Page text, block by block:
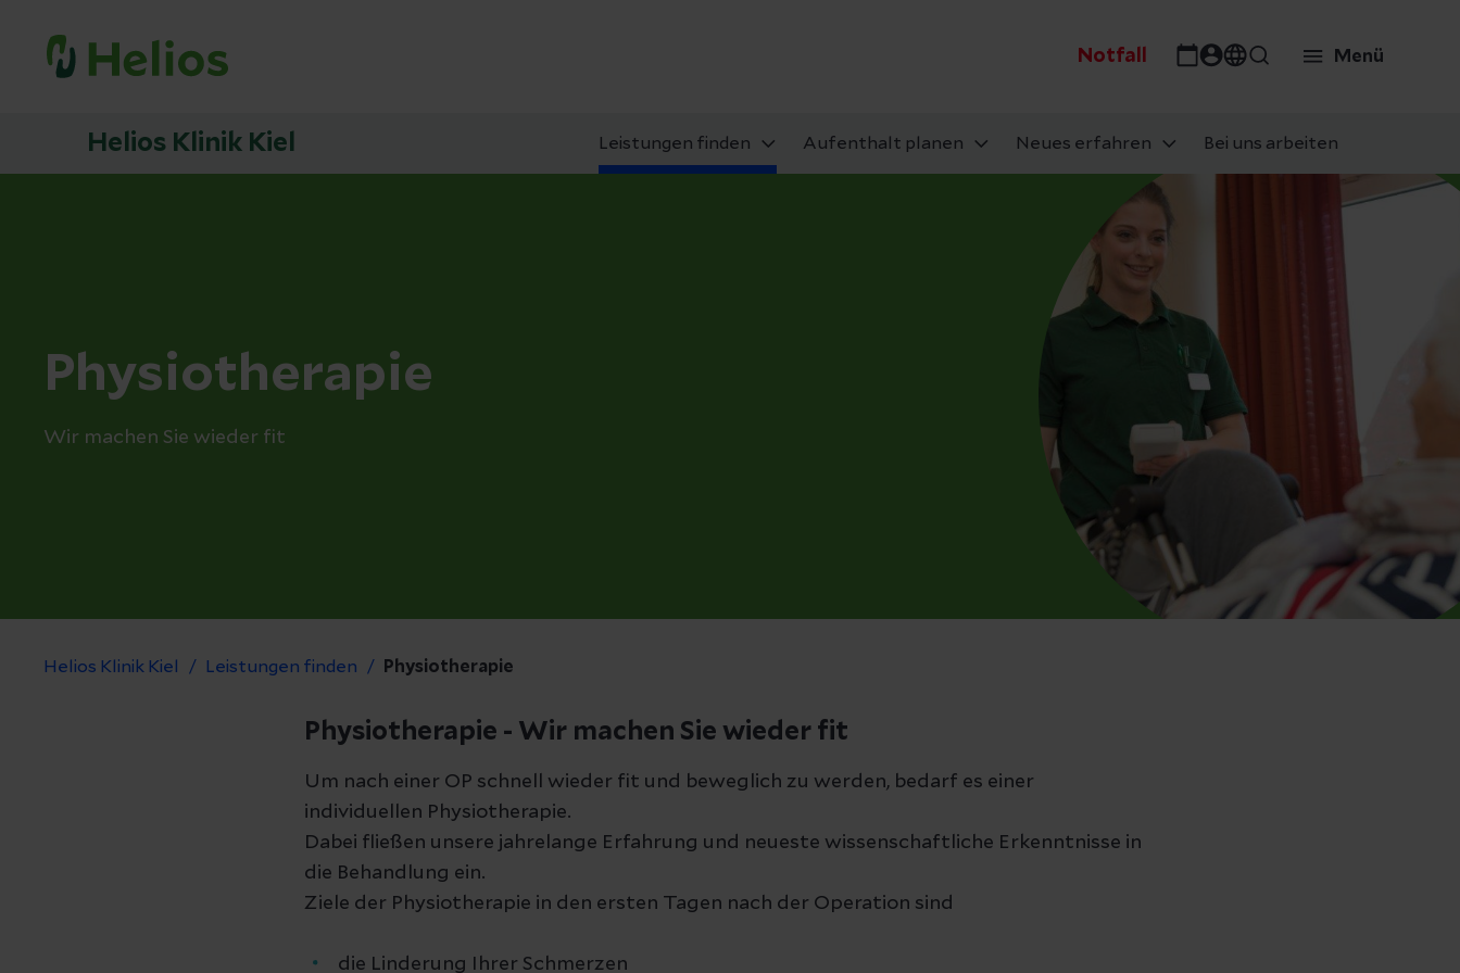
Notfall Menü
Helios Klinik Kiel Leistungen finden Aufenthalt planen Neues erfahren Bei uns arbeiten
Physiotherapie
Wir machen Sie wieder fit
Helios Klinik Kiel Leistungen finden Physiotherapie
Physiotherapie - Wir machen Sie wieder fit
Um nach einer OP schnell wieder fit und beweglich zu werden, bedarf es einer
individuellen Physiotherapie.
Dabei fließen unsere jahrelange Erfahrung und neueste wissenschaftliche Erkenntnisse in
die Behandlung ein.
Ziele der Physiotherapie in den ersten Tagen nach der Operation sind
die Linderung Ihrer Schmerzen